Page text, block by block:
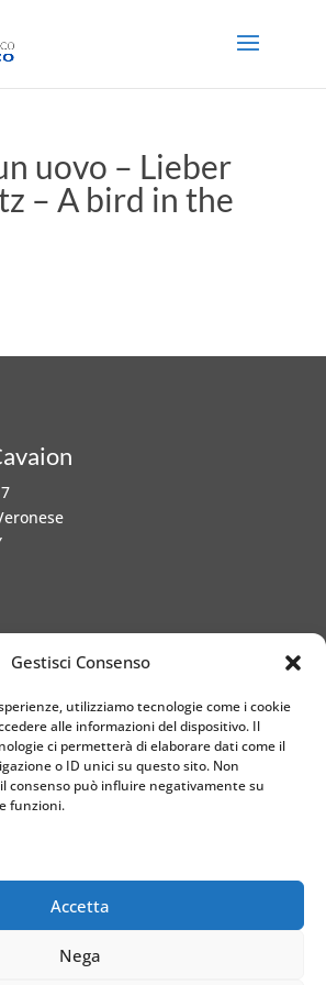
Gestisci Consenso
utilizziamo tecnologie come i cookie
alle informazioni del dispositivo. Il
ci permetterà di elaborare dati come il
o ID unici su questo sito. Non
consenso può influire negativamente su
funzioni.
Accetta
Nega
uovo – Lieber
– A bird in the
Prof. Luigi Malfatti
+39 347 5276 353
benaco@centrolinguebenac
Privacy – Cookie Policy
Benaco – All Rights Reserved.